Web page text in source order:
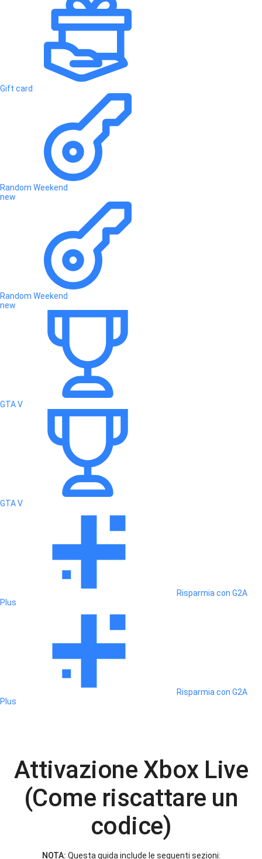
Gift card
Random Weekend
new
Random Weekend
new
GTA V
GTA V
Risparmia con G2A
Plus
Risparmia con G2A
Plus
Attivazione Xbox Live
(Come riscattare un
codice)
NOTA: Questa guida include le seguenti sezioni: